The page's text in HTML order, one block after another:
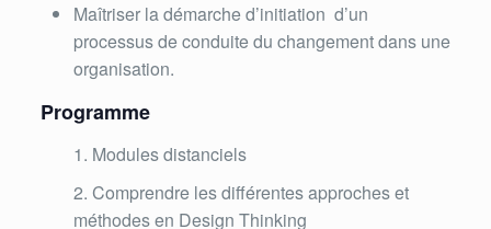
Maîtriser la démarche d’initiation d’un
processus de conduite du changement dans une
organisation.
Programme
Modules distanciels
Comprendre les différentes approches et
méthodes en Design Thinking